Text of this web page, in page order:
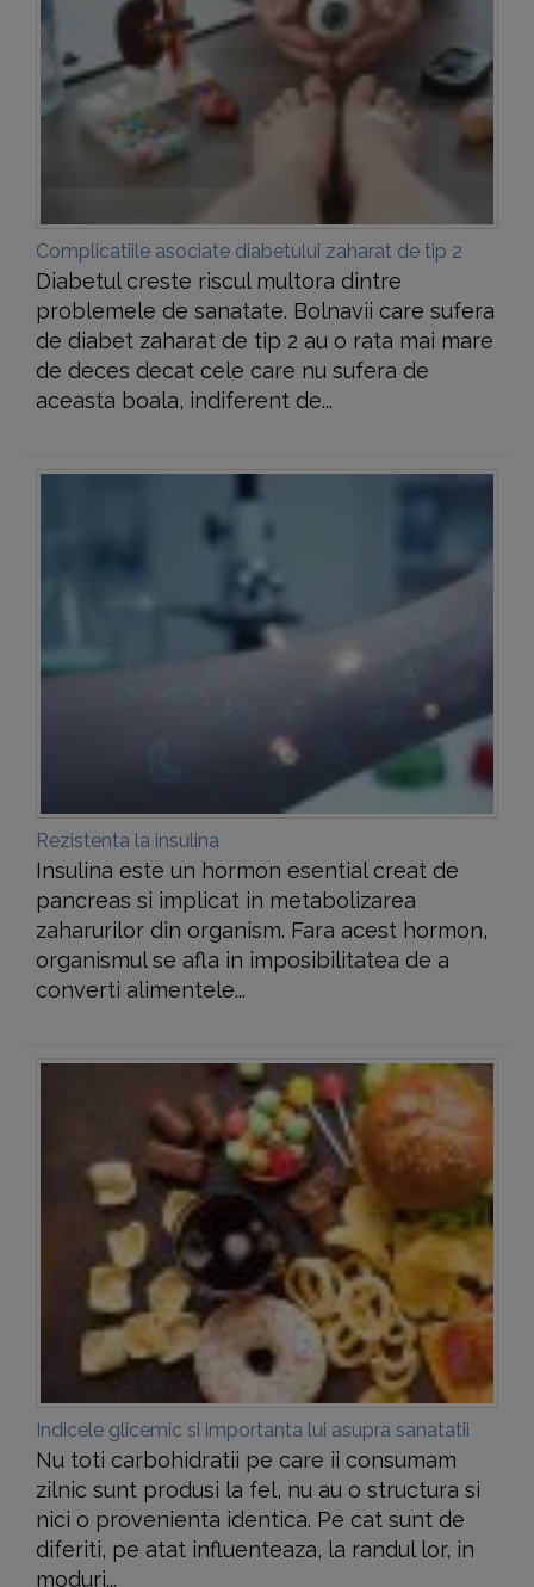
Complicatiile asociate diabetului zaharat de tip 2
Diabetul creste riscul multora dintre
problemele de sanatate. Bolnavii care sufera
de diabet zaharat de tip 2 au o rata mai mare
de deces decat cele care nu sufera de
aceasta boala, indiferent de...
Rezistenta la insulina
Insulina este un hormon esential creat de
pancreas si implicat in metabolizarea
zaharurilor din organism. Fara acest hormon,
organismul se afla in imposibilitatea de a
converti alimentele...
Indicele glicemic si importanta lui asupra sanatatii
Nu toti carbohidratii pe care ii consumam
zilnic sunt produsi la fel, nu au o structura si
nici o provenienta identica. Pe cat sunt de
diferiti, pe atat influenteaza, la randul lor, in
moduri...